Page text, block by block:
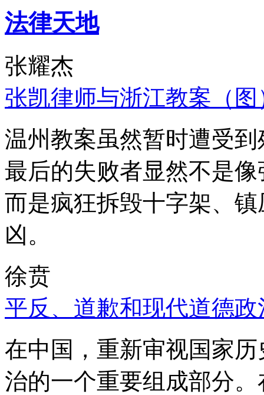
法律天地
张耀杰
张凯律师与浙江教案（图
温州教案虽然暂时遭受
最后的失败者显然不是
而是疯狂拆毁十字架、
凶。
徐贲
平反、道歉和现代道德政
在中国，重新审视国家
治的一个重要组成部分